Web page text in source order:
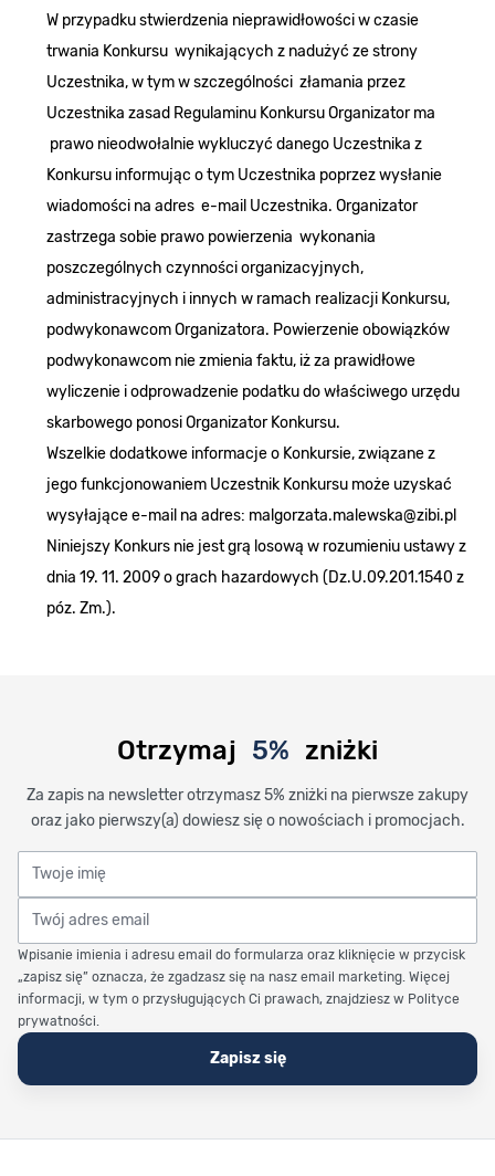
W przypadku stwierdzenia nieprawidłowości w czasie
trwania Konkursu wynikających z nadużyć ze strony
Uczestnika, w tym w szczególności złamania przez
Uczestnika zasad Regulaminu Konkursu Organizator ma
prawo nieodwołalnie wykluczyć danego Uczestnika z
Konkursu informując o tym Uczestnika poprzez wysłanie
wiadomości na adres e-mail Uczestnika. Organizator
zastrzega sobie prawo powierzenia wykonania
poszczególnych czynności organizacyjnych,
administracyjnych i innych w ramach realizacji Konkursu,
podwykonawcom Organizatora. Powierzenie obowiązków
podwykonawcom nie zmienia faktu, iż za prawidłowe
wyliczenie i odprowadzenie podatku do właściwego urzędu
skarbowego ponosi Organizator Konkursu.
Wszelkie dodatkowe informacje o Konkursie, związane z
jego funkcjonowaniem Uczestnik Konkursu może uzyskać
wysyłające e-mail na adres: malgorzata.malewska@zibi.pl
Niniejszy Konkurs nie jest grą losową w rozumieniu ustawy z
dnia 19. 11. 2009 o grach hazardowych (Dz.U.09.201.1540 z
póz. Zm.).
Otrzymaj 5% zniżki
Za zapis na newsletter otrzymasz 5% zniżki na pierwsze zakupy
oraz jako pierwszy(a) dowiesz się o nowościach i promocjach.
Twoje imię
Twój adres email
Wpisanie imienia i adresu email do formularza oraz kliknięcie w przycisk
„zapisz się” oznacza, że zgadzasz się na nasz email marketing. Więcej
informacji, w tym o przysługujących Ci prawach, znajdziesz w Polityce
prywatności.
Zapisz się